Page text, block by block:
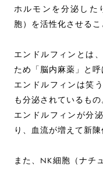
ホルモンを分泌した
胞）を活性化させるこ
エンドルフィンとは
ため「脳内麻薬」と呼
エンドルフィンは笑
も分泌されているもの
エンドルフィンが分
り、血流が増えて新
また、NK細胞（ナチ